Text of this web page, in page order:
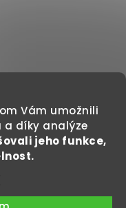
Vám umožnili
a díky analýze
jeho funkce,
. Všechna práva